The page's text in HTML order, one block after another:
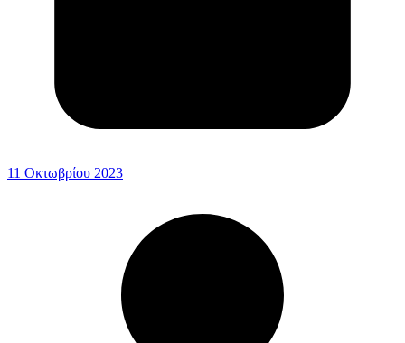
11 Οκτωβρίου 2023